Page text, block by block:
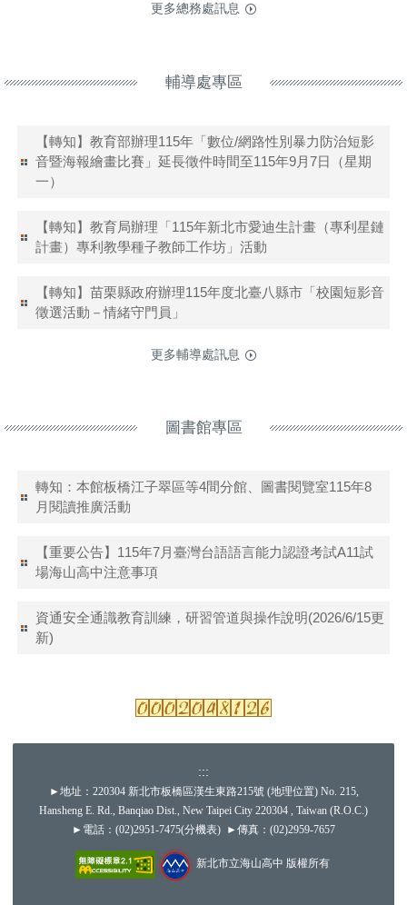
更多總務處訊息
輔導處專區
【轉知】教育部辦理115年「數位/網路性別暴力防治短影
音暨海報繪畫比賽」延長徵件時間至115年9月7日（星期
一）
【轉知】教育局辦理「115年新北市愛迪生計畫（專利星鏈
計畫）專利教學種子教師工作坊」活動
【轉知】苗栗縣政府辦理115年度北臺八縣市「校園短影音
徵選活動－情緒守門員」
更多輔導處訊息
圖書館專區
轉知：本館板橋江子翠區等4間分館、圖書閱覽室115年8
月閱讀推廣活動
【重要公告】115年7月臺灣台語語言能力認證考試A11試
場海山高中注意事項
資通安全通識教育訓練，研習管道與操作說明(2026/6/15更
新)
:::
►地址：220304 新北市板橋區漢生東路215號 (地理位置) No. 215,
Hansheng E. Rd., Banqiao Dist., New Taipei City 220304 , Taiwan (R.O.C.)
►電話：(02)2951-7475(分機表) ►傳真：(02)2959-7657
新北市立海山高中 版權所有